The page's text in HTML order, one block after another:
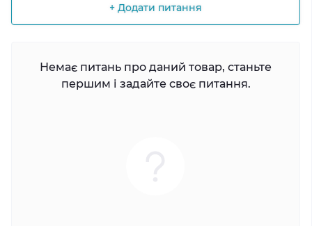
+ Додати питання
Немає питань про даний товар, станьте
першим і задайте своє питання.